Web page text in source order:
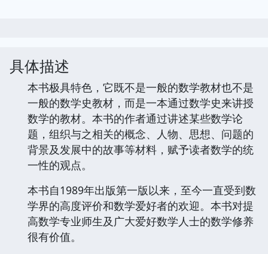
具体描述
本书极具特色，它既不是一般的数学教材也不是
一般的数学史教材，而是一本通过数学史来讲授
数学的教材。本书的作者通过讲述某些数学论
题，组织与之相关的概念、人物、思想、问题的
背景及发展中的故事等材料，赋予读者数学的统
一性的观点。
本书自1989年出版第一版以来，至今一直受到数
学界的高度评价和数学爱好者的欢迎。本书对提
高数学专业师生及广大爱好数学人士的数学修养
很有价值。